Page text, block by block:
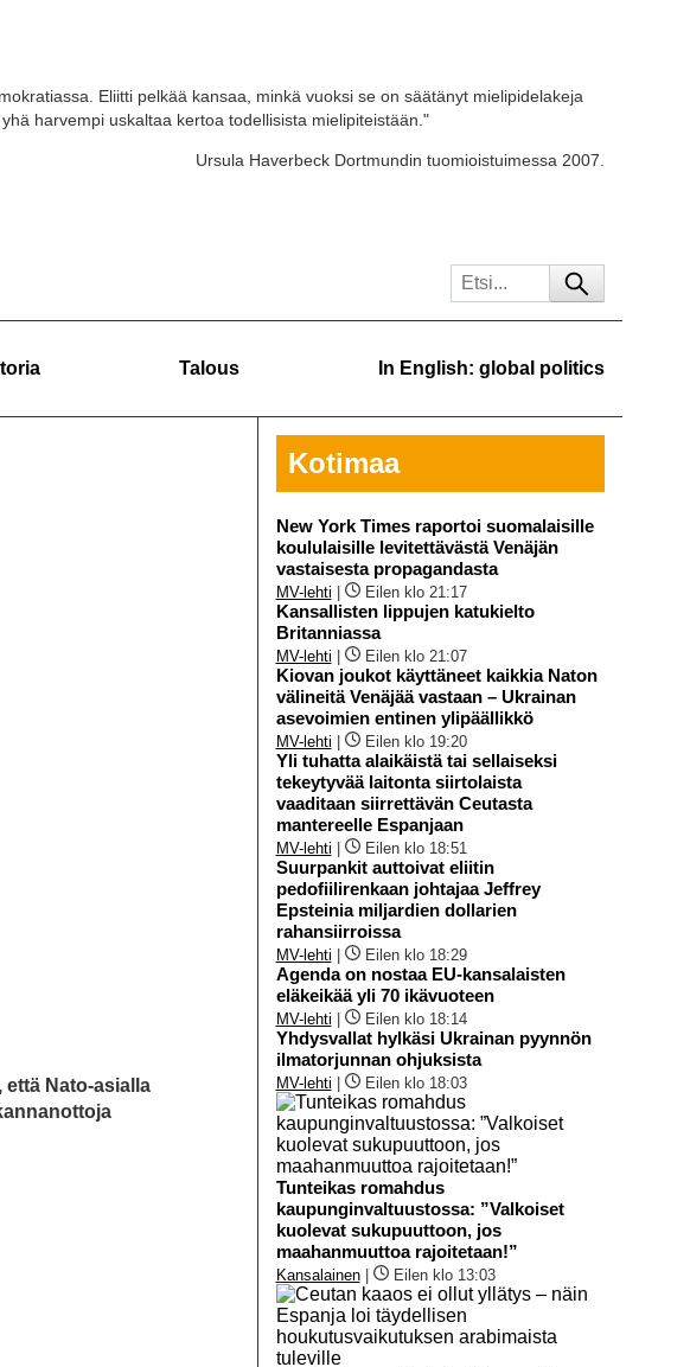
Eliitti pelkää kansaa, minkä vuoksi se on säätänyt mielipidelakeja
harvempi uskaltaa kertoa todellisista mielipiteistään."
Ursula Haverbeck Dortmundin tuomioistuimessa 2007.
Talous In English: global politics
Nato-asialla
Kotimaa
New York Times raportoi suomalaisille
koululaisille levitettävästä Venäjän
vastaisesta propagandasta
MV-lehti Eilen klo 21:17
Kansallisten lippujen katukielto
Britanniassa
MV-lehti Eilen klo 21:07
Kiovan joukot käyttäneet kaikkia Naton
välineitä Venäjää vastaan – Ukrainan
asevoimien entinen ylipäällikkö
MV-lehti Eilen klo 19:20
Yli tuhatta alaikäistä tai sellaiseksi
tekeytyvää laitonta siirtolaista
vaaditaan siirrettävän Ceutasta
mantereelle Espanjaan
MV-lehti Eilen klo 18:51
Suurpankit auttoivat eliitin
pedofiilirenkaan johtajaa Jeffrey
Epsteinia miljardien dollarien
rahansiirroissa
MV-lehti Eilen klo 18:29
Agenda on nostaa EU-kansalaisten
eläkeikää yli 70 ikävuoteen
MV-lehti Eilen klo 18:14
Yhdysvallat hylkäsi Ukrainan pyynnön
ilmatorjunnan ohjuksista
MV-lehti Eilen klo 18:03
Tunteikas romahdus
kaupunginvaltuustossa: ”Valkoiset
kuolevat sukupuuttoon, jos
maahanmuuttoa rajoitetaan!”
Kansalainen| Eilen klo 13:03